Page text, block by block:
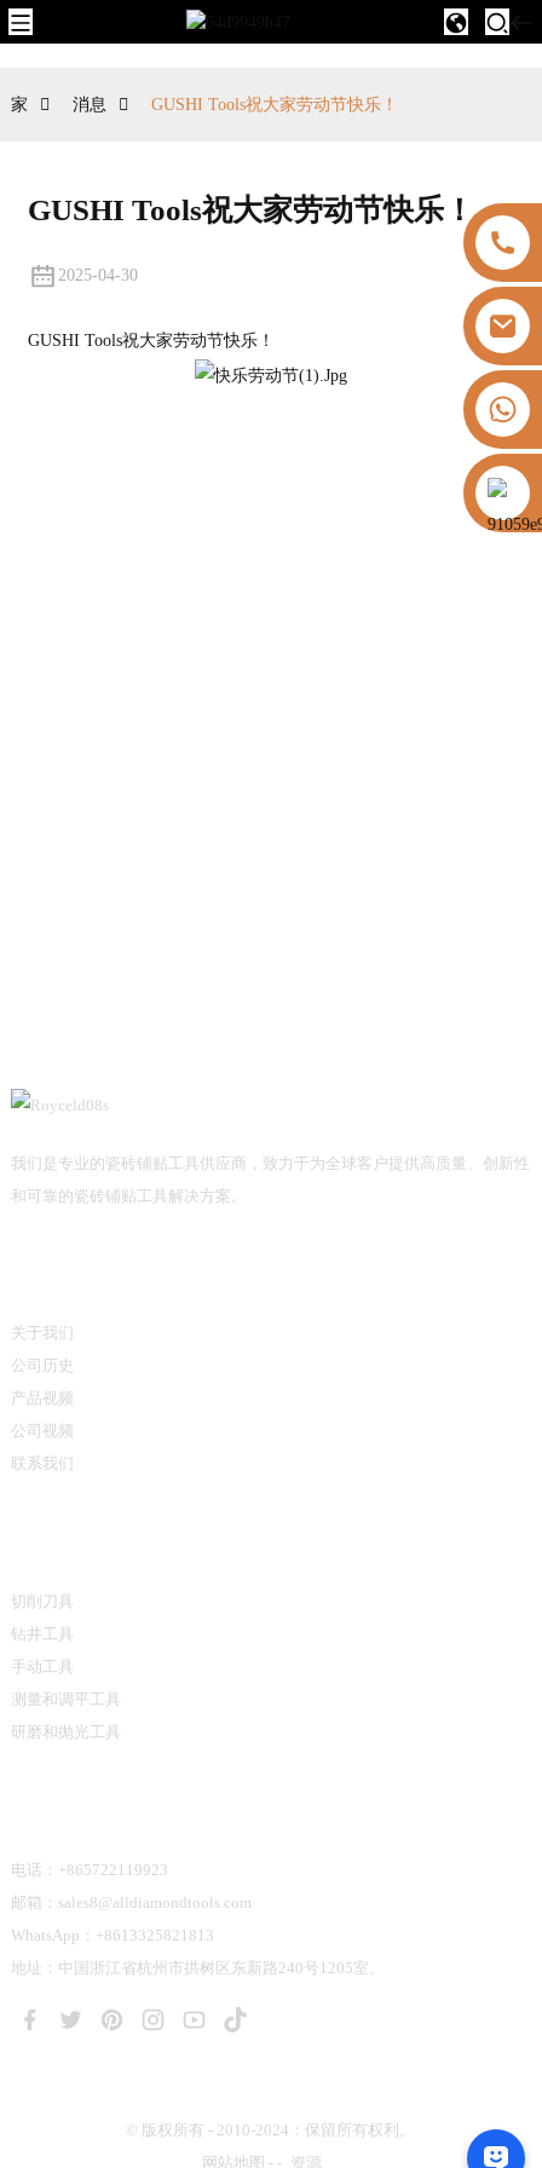
家 消息 GUSHI Tools祝大家劳动节快乐！
GUSHI Tools祝大家劳动节快乐！
2025-04-30
GUSHI Tools祝大家劳动节快乐！
我们是专业的瓷砖铺贴工具供应商，致力于为全球客户提供高质量、创新性
和可靠的瓷砖铺贴工具解决方案。
关于我们
公司历史
产品视频
公司视频
联系我们
切削刀具
钻井工具
手动工具
测量和调平工具
研磨和抛光工具
电话：+865722119923
邮箱：sales8@alldiamondtools.com
WhatsApp：+8613325821813
地址：中国浙江省杭州市拱树区东新路240号1205室。
© 版权所有 - 2010-2024：保留所有权利。
网站地图 - - 资源